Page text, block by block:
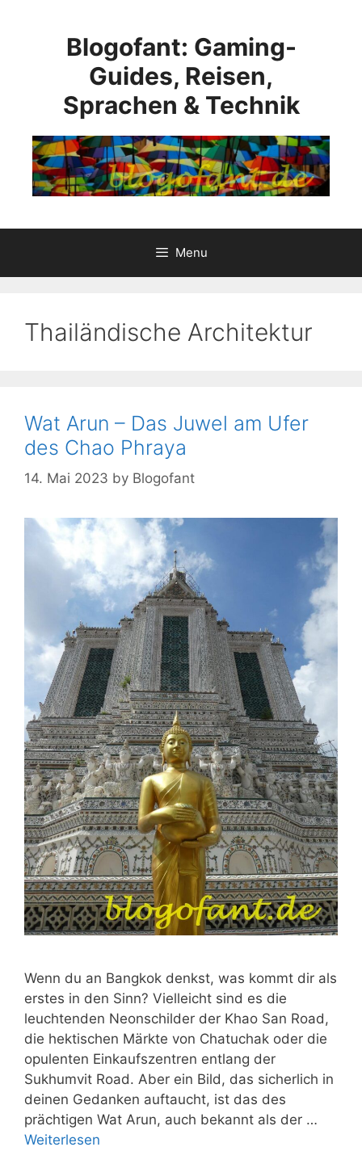
Blogofant: Gaming-
Guides, Reisen,
Sprachen & Technik
Menu
Thailändische Architektur
Wat Arun – Das Juwel am Ufer
des Chao Phraya
14. Mai 2023 by Blogofant
Wenn du an Bangkok denkst, was kommt dir als
erstes in den Sinn? Vielleicht sind es die
leuchtenden Neonschilder der Khao San Road,
die hektischen Märkte von Chatuchak oder die
opulenten Einkaufszentren entlang der
Sukhumvit Road. Aber ein Bild, das sicherlich in
deinen Gedanken auftaucht, ist das des
prächtigen Wat Arun, auch bekannt als der …
Weiterlesen